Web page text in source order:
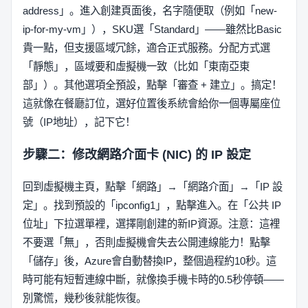
address」。進入創建頁面後，名字隨便取（例如「new-
ip-for-my-vm」），SKU選「Standard」——雖然比Basic
貴一點，但支援區域冗餘，適合正式服務。分配方式選
「靜態」，區域要和虛擬機一致（比如「東南亞東
部」）。其他選項全預設，點擊「審查 + 建立」。搞定！
這就像在餐廳訂位，選好位置後系統會給你一個專屬座位
號（IP地址），記下它！
步驟二：修改網路介面卡 (NIC) 的 IP 設定
回到虛擬機主頁，點擊「網路」→「網路介面」→「IP 設
定」。找到預設的「ipconfig1」，點擊進入。在「公共 IP
位址」下拉選單裡，選擇剛創建的新IP資源。注意：這裡
不要選「無」，否則虛擬機會失去公開連線能力！點擊
「儲存」後，Azure會自動替換IP，整個過程約10秒。這
時可能有短暫連線中斷，就像換手機卡時的0.5秒停頓——
別驚慌，幾秒後就能恢復。